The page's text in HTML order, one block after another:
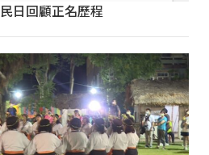
日回顧正名歷程